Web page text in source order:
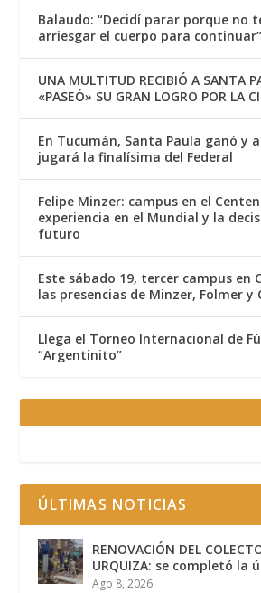
Balaudo: “Decidí parar porque no
arriesgar el cuerpo para continuar”
UNA MULTITUD RECIBIÓ A SANTA
«PASEÓ» SU GRAN LOGRO POR LA
En Tucumán, Santa Paula ganó y
jugará la finalísima del Federal
Felipe Minzer: campus en el
experiencia en el Mundial y la
futuro
Este sábado 19, tercer campus en
las presencias de Minzer, Folmer y
Llega el Torneo Internacional de
“Argentinito”
ÚLTIMAS NOTICIAS
RENOVACIÓN DEL
URQUIZA: se completó la
Ago 8, 2026